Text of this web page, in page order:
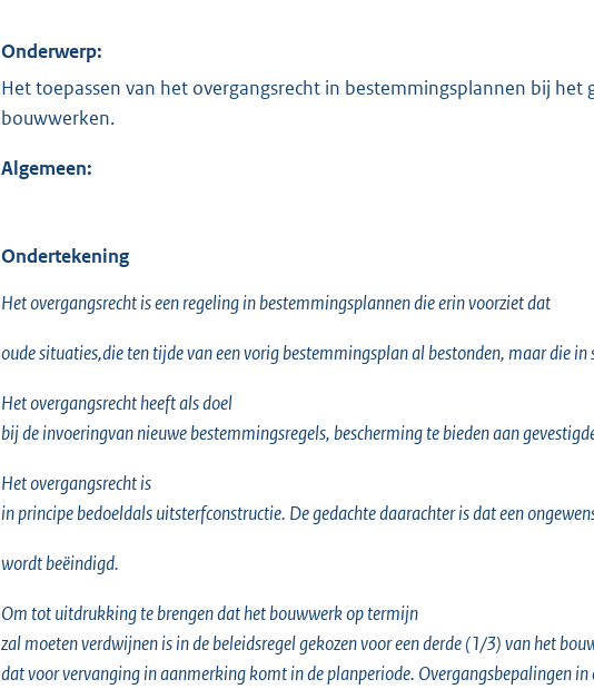
Onderwerp:
Het toepassen van het overgangsrecht in bestemmingsplannen bij
bouwwerken.
Algemeen:
Ondertekening
Het overgangsrecht is een regeling in bestemmingsplannen die erin voorziet dat
oude situaties,die ten tijde van een vorig bestemmingsplan al bestonden, maar die
Het overgangsrecht heeft als doel
bij de invoeringvan nieuwe bestemmingsregels, bescherming te bieden aan
Het overgangsrecht is
in principe bedoeldals uitsterfconstructie. De gedachte daarachter is dat een
wordt beëindigd.
Om tot uitdrukking te brengen dat het bouwwerk op termijn
zal moeten verdwijnen is in de beleidsregel gekozen voor een derde (1/3) van het
dat voor vervanging in aanmerking komt in de planperiode. Overgangsbepalingen